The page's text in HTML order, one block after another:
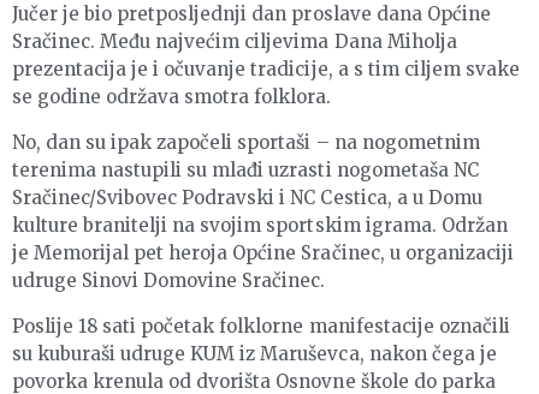
Jučer je bio pretposljednji dan proslave dana Općine
Sračinec. Među najvećim ciljevima Dana Miholja
prezentacija je i očuvanje tradicije, a s tim ciljem svake
se godine održava smotra folklora.
No, dan su ipak započeli sportaši – na nogometnim
terenima nastupili su mlađi uzrasti nogometaša NC
Sračinec/Svibovec Podravski i NC Cestica, a u Domu
kulture branitelji na svojim sportskim igrama. Održan
je Memorijal pet heroja Općine Sračinec, u organizaciji
udruge Sinovi Domovine Sračinec.
Poslije 18 sati početak folklorne manifestacije označili
su kuburaši udruge KUM iz Maruševca, nakon čega je
povorka krenula od dvorišta Osnovne škole do parka